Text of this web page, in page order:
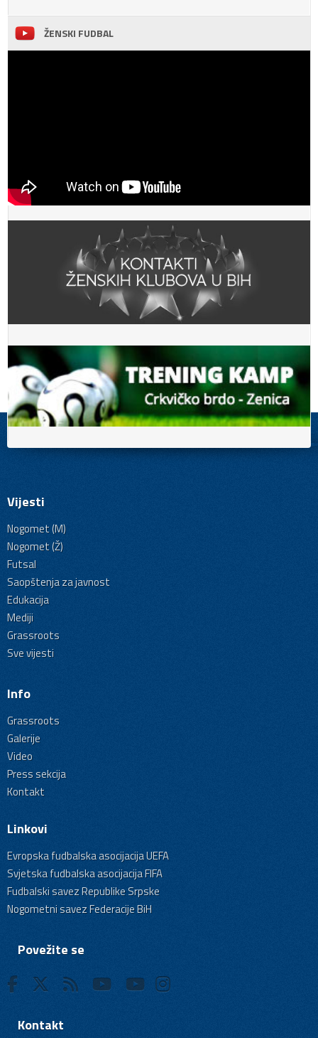
ŽENSKI FUDBAL
Vijesti
Nogomet (M)
Nogomet (Ž)
Futsal
Saopštenja za javnost
Edukacija
Mediji
Grassroots
Sve vijesti
Info
Grassroots
Galerije
Video
Press sekcija
Kontakt
Linkovi
Evropska fudbalska asocijacija UEFA
Svjetska fudbalska asocijacija FIFA
Fudbalski savez Republike Srpske
Nogometni savez Federacije BiH
Povežite se
Kontakt